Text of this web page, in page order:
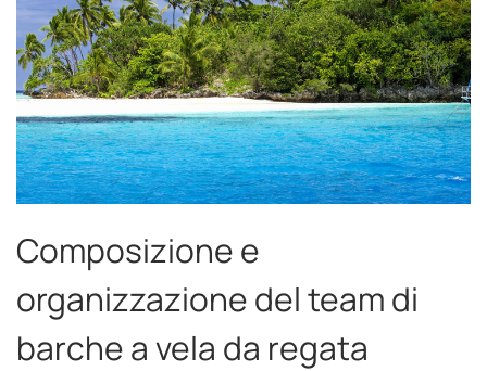
Composizione e
organizzazione del team di
barche a vela da regata